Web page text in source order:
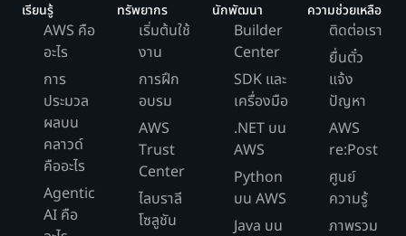
เรียนรู้
AWS คือ
อะไร
การ
ประมวล
ผลบน
คลาวด์
คืออะไร
Agentic
AI คือ
ทรัพยากร
เริ่มต้นใช้
งาน
การฝึก
อบรม
AWS
Trust
Center
ไลบราลี
โซลูชัน
นักพัฒนา
Builder
Center
SDK และ
เครื่องมือ
.NET บน
AWS
Python
บน AWS
Java บน
ความช่วยเหลือ
ติดต่อเรา
ยื่นตั๋ว
แจ้ง
ปัญหา
AWS
re:Post
ศูนย์
ความรู้
ภาพรวม